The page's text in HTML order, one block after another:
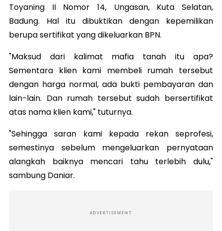
Toyaning II Nomor 14, Ungasan, Kuta Selatan,
Badung. Hal itu dibuktikan dengan kepemilikan
berupa sertifikat yang dikeluarkan BPN.
"Maksud dari kalimat mafia tanah itu apa?
Sementara klien kami membeli rumah tersebut
dengan harga normal, ada bukti pembayaran dan
lain-lain. Dan rumah tersebut sudah bersertifikat
atas nama klien kami," tuturnya.
"Sehingga saran kami kepada rekan seprofesi,
semestinya sebelum mengeluarkan pernyataan
alangkah baiknya mencari tahu terlebih dulu,"
sambung Daniar.
ADVERTISEMENT